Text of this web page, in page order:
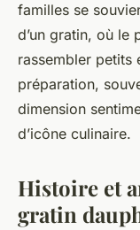
familles se
d’un gratin, où le
rassembler petits
préparation,
dimension
d’icône culinaire.
Histoire et
gratin